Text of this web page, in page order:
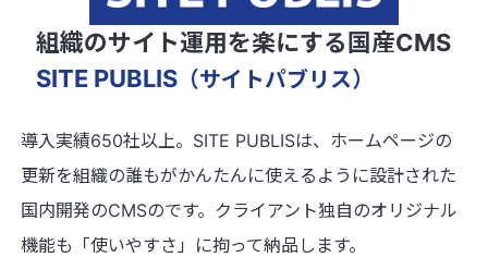
組織のサイト運用を楽にする国産CMS
SITE PUBLIS （サイトパブリス）
導入実績650社以上。SITE PUBLISは、ホームページの
更新を組織の誰もがかんたんに使えるように設計された
国内開発のCMSのです。クライアント独自のオリジナル
機能も「使いやすさ」に拘って納品します。